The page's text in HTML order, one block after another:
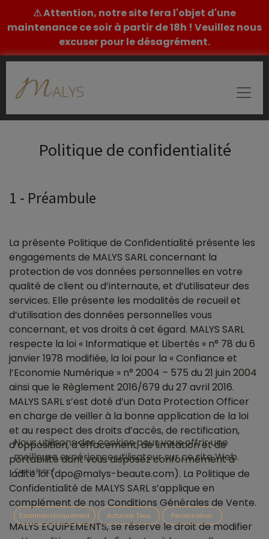
⚠ Attention, notre site fera l'objet d'une
maintenance ce soir à partir de 18h ! Veuillez nous
excuser pour le désagrément.
Politique de confidentialité
1 - Préambule
La présente Politique de Confidentialité présente les
engagements de MALYS SARL concernant la
protection de vos données personnelles en votre
qualité de client ou d’internaute, et d’utilisateur des
services. Elle présente les modalités de recueil et
d’utilisation des données personnelles vous
concernant, et vos droits à cet égard. MALYS SARL
respecte la loi « Informatique et Libertés » n° 78 du 6
janvier 1978 modifiée, la loi pour la « Confiance et
l’Economie Numérique » n° 2004 – 575 du 21 juin 2004
ainsi que le Règlement 2016/679 du 27 avril 2016.
MALYS SARL s’est doté d’un Data Protection Officer
en charge de veiller à la bonne application de la loi
et au respect des droits d’accès, de rectification,
d’opposition, d’effacement, de limitation et de
portabilité dont vous disposez conformément à
ladite loi (dpo@malys-beaute.com). La Politique de
Confidentialité de MALYS SARL s’applique en
complément de nos Conditions Générales de Vente.
MALYS EQUIPEMENTS, se réserve le droit de modifier
Nous utilisons des cookies pour vous offrir une
meilleure expérience utilisateur sur ce site Web.
Cookie Policy
Essentiels Uniquement Autoriser Tous Personnaliser